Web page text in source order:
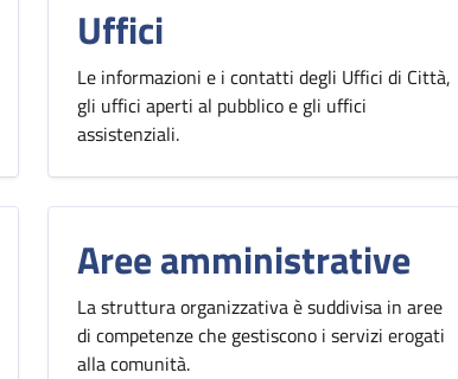
Uffici
Le informazioni e i contatti degli Uffici di Città,
gli uffici aperti al pubblico e gli uffici
assistenziali.
Aree amministrative
La struttura organizzativa è suddivisa in aree
di competenze che gestiscono i servizi erogati
alla comunità.